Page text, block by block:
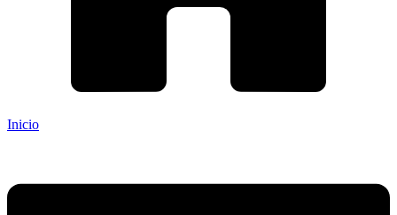
Inicio